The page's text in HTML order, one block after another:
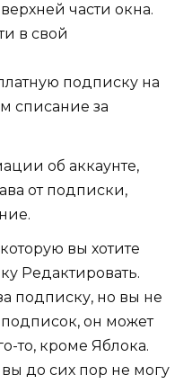
части окна.
в свой
об аккаунте,
от подписки,
вы хотите
Редактировать.
подписку, но вы не
он может
то, кроме Яблока.
вы до сих пор не могу